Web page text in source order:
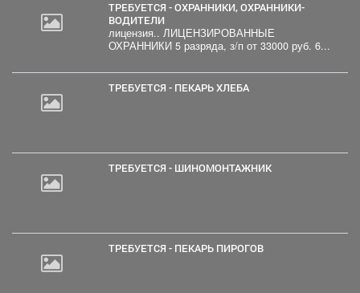
ТРЕБУЕТСЯ - ОХРАННИКИ, ОХРАННИКИ-
ВОДИТЕЛИ
лицензия.. ЛИЦЕНЗИРОВАННЫЕ
ОХРАННИКИ 5 разряда, з/п от 33000 руб. 6...
ТРЕБУЕТСЯ - ПЕКАРЬ ХЛЕБА
ТРЕБУЕТСЯ - ШИНОМОНТАЖНИК
ТРЕБУЕТСЯ - ПЕКАРЬ ПИРОГОВ